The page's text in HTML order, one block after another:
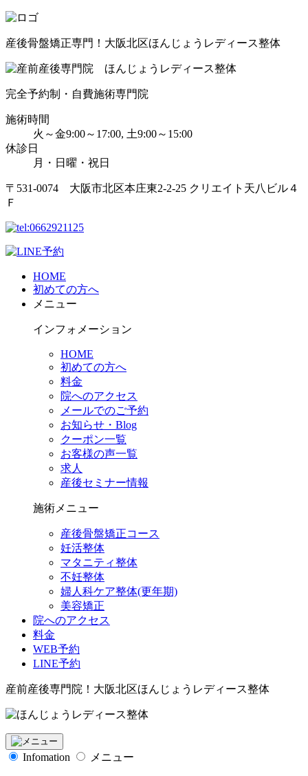
産後骨盤矯正専門！大阪北区ほんじょうレディース整体
完全予約制・自費施術専門院
施術時間
火～金9:00～17:00, 土9:00～15:00
休診日
月・日曜・祝日
〒531-0074 大阪市北区本庄東2-2-25 クリエイト天八ビル４
Ｆ
HOME
初めての方へ
メニュー
インフォメーション
HOME
初めての方へ
料金
院へのアクセス
メールでのご予約
お知らせ・Blog
クーポン一覧
お客様の声一覧
求人
産後セミナー情報
施術メニュー
産後骨盤矯正コース
妊活整体
マタニティ整体
不妊整体
婦人科ケア整体(更年期)
美容矯正
院へのアクセス
料金
WEB予約
LINE予約
産前産後専門院！大阪北区ほんじょうレディース整体
Infomation メニュー